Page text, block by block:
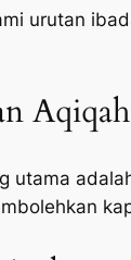
urutan
Aqiqah
utama